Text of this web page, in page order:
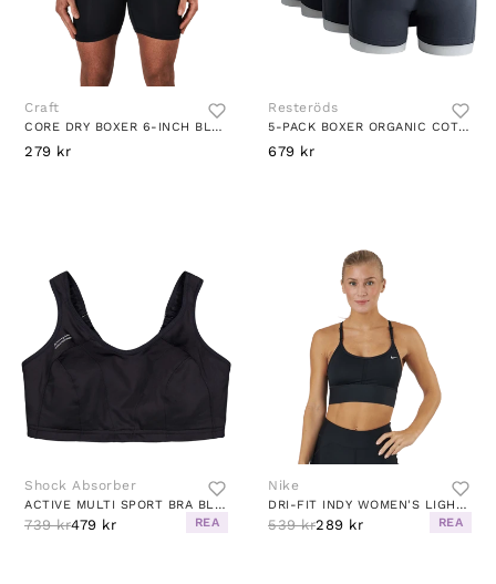
Craft
CORE DRY BOXER 6-INCH BLACK
279 kr
Resteröds
5-PACK BOXER ORGANIC COTTON STONE
679 kr
Shock Absorber
ACTIVE MULTI SPORT BRA BLACK
739 kr479 kr REA
Nike
DRI-FIT INDY WOMEN'S LIGHT-SUPPORT PADDED LONGLINE SPORTS BRA BLACK/WHITE
539 kr289 kr REA